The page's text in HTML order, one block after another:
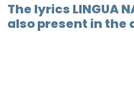
The lyrics LINGUA
also present in the